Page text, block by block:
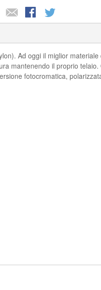
Ad oggi il miglior
mantenendo il proprio
fotocromatica,